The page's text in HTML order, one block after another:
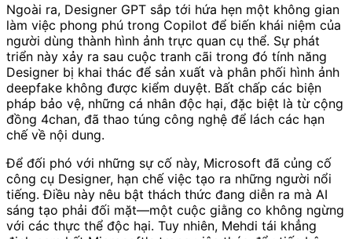
Ngoài ra, Designer GPT sắp tới hứa hẹn một không gian
làm việc phong phú trong Copilot để biến khái niệm của
người dùng thành hình ảnh trực quan cụ thể. Sự phát
triển này xảy ra sau cuộc tranh cãi trong đó tính năng
Designer bị khai thác để sản xuất và phân phối hình ảnh
deepfake không được kiểm duyệt. Bất chấp các biện
pháp bảo vệ, những cá nhân độc hại, đặc biệt là từ cộng
đồng 4chan, đã thao túng công nghệ để lách các hạn
chế về nội dung.
Để đối phó với những sự cố này, Microsoft đã củng cố
công cụ Designer, hạn chế việc tạo ra những người nổi
tiếng. Điều này nêu bật thách thức đang diễn ra mà AI
sáng tạo phải đối mặt—một cuộc giằng co không ngừng
với các thực thể độc hại. Tuy nhiên, Mehdi tái khẳng